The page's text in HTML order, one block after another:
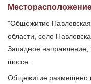
"Общежитие
области, село
Западное
шоссе.
Общежитие размещено